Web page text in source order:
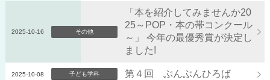
2025-10-16 その他
「本を紹介してみませんか20
25～POP・本の帯コンクール
～」 今年の最優秀賞が決定し
ました!
2025-10-08 子ども学科 第４回 ぶんぶんひろば